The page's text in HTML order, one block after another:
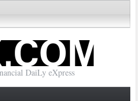
DaiLy eXpress